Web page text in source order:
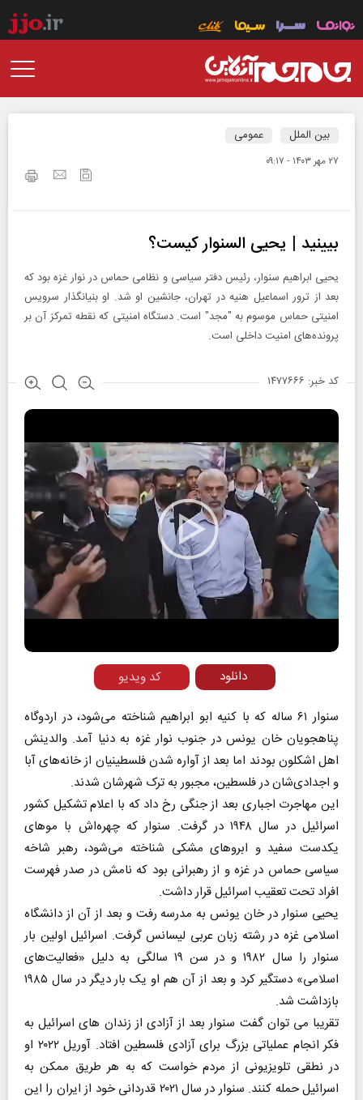
بین الملل عمومی
۲۷ مهر ۱۴۰۳ - ۰۹:۱۷
بیینید | یحیی السنوار کیست؟
یحیی ابراهیم سنوار، رئیس دفتر سیاسی و نظامی حماس در نوار غزه بود که
بعد از ترور اسماعیل هنیه در تهران، جانشین او شد. او بنیانگذار سرویس
امنیتی حماس موسوم به "مجد" است. دستگاه امنیتی که نقطه تمرکز آن بر
پرونده‌های امنیت داخلی است.
کد خبر: ۱۴۷۷۶۶۶
Play
Video
کد ویدیو
دانلود
سنوار ۶۱ ساله که با کنیه ابو ابراهیم شناخته می‌شود، در اردوگاه
پناهجویان خان یونس در جنوب نوار غزه به دنیا آمد. والدینش
اهل اشکلون بودند اما بعد از آواره شدن فلسطینیان از خانه‌های آبا
و اجدادی‌شان در فلسطین، مجبور به ترک شهرشان شدند.
این مهاجرت اجباری بعد از جنگی رخ داد که با اعلام تشکیل کشور
اسرائیل در سال ۱۹۴۸ در گرفت. سنوار که چهره‌اش با موهای
یکدست سفید و ابروهای مشکی شناخته می‌شود، رهبر شاخه
سیاسی حماس در غزه و از رهبرانی بود که نامش در صدر فهرست
افراد تحت تعقیب اسرائیل قرار داشت.
یحیی سنوار در خان یونس به مدرسه رفت و بعد از آن از دانشگاه
اسلامی غزه در رشته زبان عربی لیسانس گرفت. اسرائیل اولین بار
سنوار را سال ۱۹۸۲ و در سن ۱۹ سالگی به دلیل «فعالیت‌های
اسلامی» دستگیر کرد و بعد از آن هم او یک بار دیگر در سال ۱۹۸۵
بازداشت شد.
تقریبا می توان گفت سنوار بعد از آزادی از زندان های اسرائیل به
فکر انجام عملیاتی بزرگ برای آزادی فلسطین افتاد. آوریل ۲۰۲۲ او
در نطقی تلویزیونی از مردم خواست که به هر طریق ممکن به
اسرائیل حمله کنند. سنوار در سال ۲۰۲۱ قدردانی خود از ایران را این